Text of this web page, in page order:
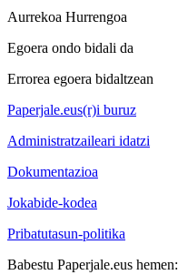
Aurrekoa Hurrengoa
Egoera ondo bidali da
Errorea egoera bidaltzean
Paperjale.eus(r)i buruz
Administratzaileari idatzi
Dokumentazioa
Jokabide-kodea
Pribatutasun-politika
Babestu Paperjale.eus hemen: